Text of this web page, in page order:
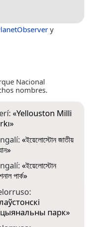
y
Nacional
nombres.
«Yellouston Milli
»
«ইয়েলোস্টোন জাতীয়
»
«ইয়েলোস্টোন
পার্ক»
парк»